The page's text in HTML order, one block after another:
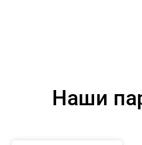
Наши